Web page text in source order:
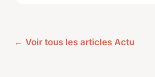
← Voir tous les articles Actu